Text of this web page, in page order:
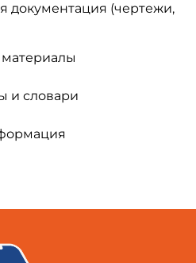
документация (чертежи,
и словари